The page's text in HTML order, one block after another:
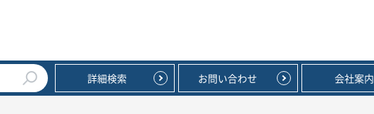
詳細検索 お問い合わせ 会社案内